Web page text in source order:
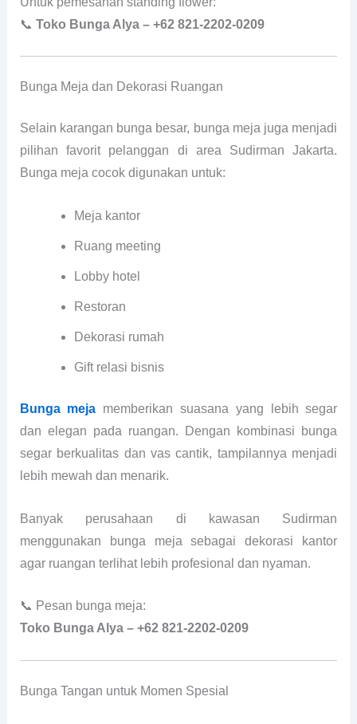
📞 Toko Bunga Alya – +62 821-2202-0209
Bunga Meja dan Dekorasi Ruangan
Selain karangan bunga besar, bunga meja juga menjadi
pilihan favorit pelanggan di area Sudirman Jakarta.
Bunga meja cocok digunakan untuk:
Meja kantor
Ruang meeting
Lobby hotel
Restoran
Dekorasi rumah
Gift relasi bisnis
Bunga meja memberikan suasana yang lebih segar
dan elegan pada ruangan. Dengan kombinasi bunga
segar berkualitas dan vas cantik, tampilannya menjadi
lebih mewah dan menarik.
Banyak perusahaan di kawasan Sudirman
menggunakan bunga meja sebagai dekorasi kantor
agar ruangan terlihat lebih profesional dan nyaman.
📞 Pesan bunga meja:
Toko Bunga Alya – +62 821-2202-0209
Bunga Tangan untuk Momen Spesial